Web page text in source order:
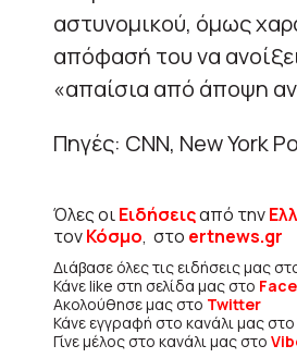
αστυνομικού, όμως
απόφασή του να
«απαίσια από άποψη
Πηγές: CNN, New York
Όλες οιΕιδήσειςαπό την
τονΚόσμο, στο ertnews.gr
Διάβασε όλες τις ειδήσεις μας
Κάνε like στη σελίδα μας στο
Ακολούθησε μας στο Twitter
Κάνε εγγραφή στο κανάλι μας στο
Γίνε μέλος στο κανάλι μας στο